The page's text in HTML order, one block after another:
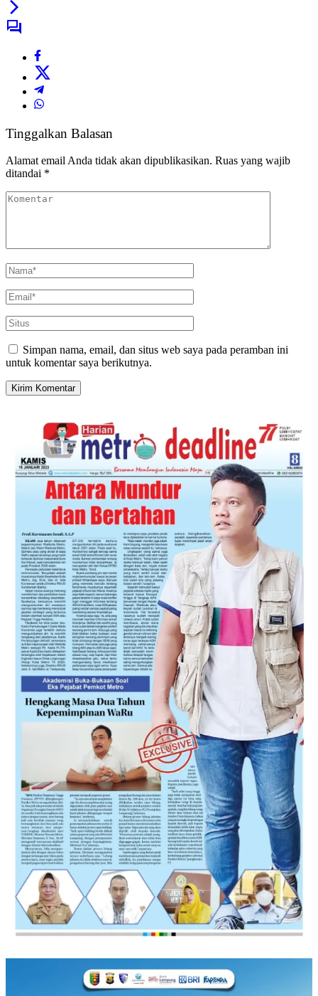
Tinggalkan Balasan
Alamat email Anda tidak akan dipublikasikan. Ruas yang wajib
ditandai *
Simpan nama, email, dan situs web saya pada peramban ini
untuk komentar saya berikutnya.